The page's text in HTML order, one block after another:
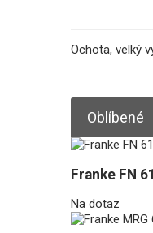
Ochota, velký
Oblíbené
Franke FN
Na dotaz